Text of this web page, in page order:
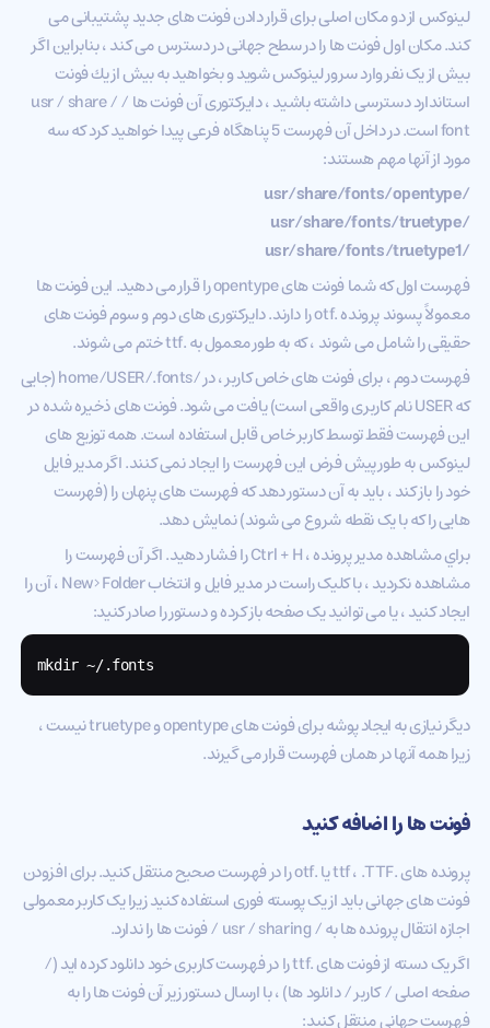
لینوکس از دو مکان اصلی برای قرار دادن فونت های جدید پشتیبانی می
کند. مکان اول فونت ها را در سطح جهانی در دسترس می کند ، بنابراین اگر
بیش از یک نفر وارد سرور لینوکس شويد و بخواهید به بیش از يك فونت
استاندارد دسترسی داشته باشید ، دایرکتوری آن فونت ها / usr / share /
font است. در داخل آن فهرست 5 پناهگاه فرعی پیدا خواهید کرد که سه
مورد از آنها مهم هستند:
/usr/share/fonts/opentype
/usr/share/fonts/truetype
/usr/share/fonts/truetype1
فهرست اول که شما فونت های opentype را قرار می دهید. این فونت ها
معمولاً پسوند پرونده .otf را دارند. دایرکتوری های دوم و سوم فونت های
حقیقی را شامل می شوند ، که به طور معمول به .ttf ختم می شوند.
فهرست دوم ، برای فونت های خاص کاربر ، در /home/USER/.fonts (جایی
که USER نام کاربری واقعی است) یافت می شود. فونت های ذخیره شده در
این فهرست فقط توسط کاربر خاص قابل استفاده است. همه توزیع های
لینوکس به طور پیش فرض این فهرست را ایجاد نمی کنند. اگر مدیر فایل
خود را باز کند ، باید به آن دستور دهد که فهرست های پنهان را (فهرست
هایی را که با یک نقطه شروع می شوند) نمایش دهد.
براي مشاهده مدير پرونده ، Ctrl + H را فشار دهید. اگر آن فهرست را
مشاهده نکردید ، با کلیک راست در مدیر فایل و انتخاب New> Folder ، آن را
ایجاد کنید ، یا می توانید یک صفحه باز کرده و دستور را صادر کنید:
mkdir ~/.fonts
دیگر نیازی به ایجاد پوشه برای فونت های opentype و truetype نیست ،
زیرا همه آنها در همان فهرست قرار می گیرند.
فونت ها را اضافه کنید
پرونده های .ttf ، .TTF یا .otf را در فهرست صحیح منتقل کنید. برای افزودن
فونت های جهانی باید از یک پوسته فوری استفاده کنید زیرا یک کاربر معمولی
اجازه انتقال پرونده ها به / usr / sharing / فونت ها را ندارد.
اگر یک دسته از فونت های .ttf را در فهرست کاربری خود دانلود کرده اید (/
صفحه اصلی / کاربر / دانلود ها) ، با ارسال دستور زیر آن فونت ها را به
فهرست جهانی منتقل کنید: